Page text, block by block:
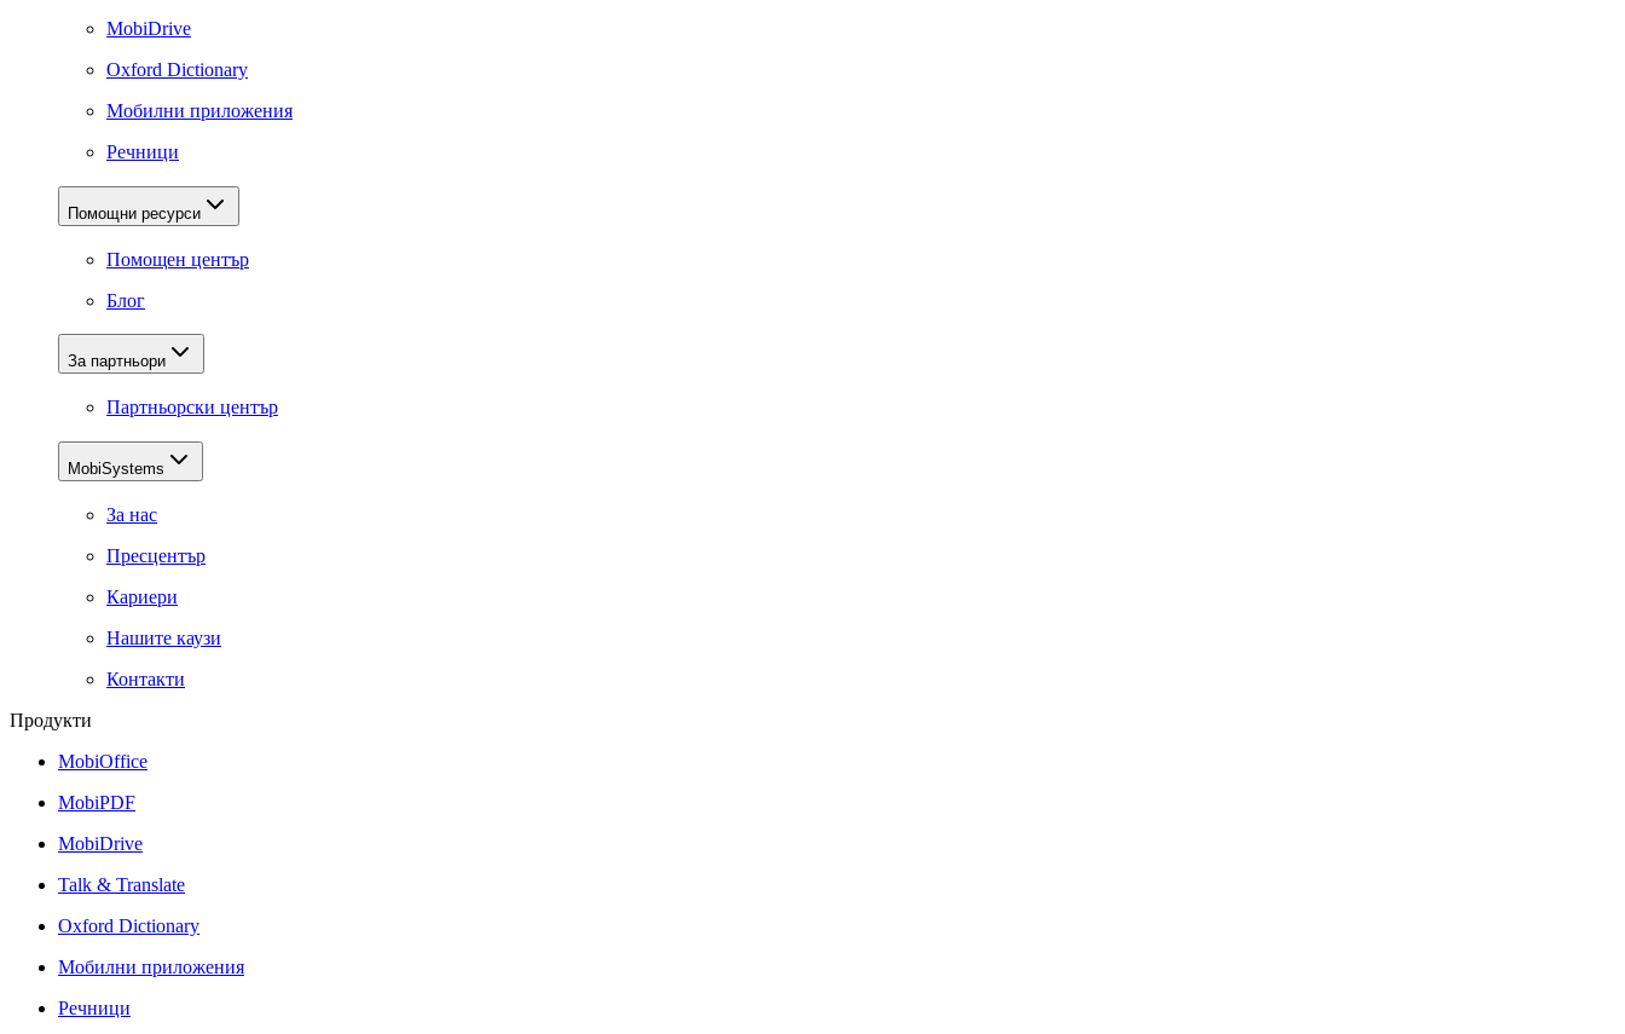
MobiDrive
Oxford Dictionary
Мобилни приложения
Речници
Помощни ресурси
Помощен център
Блог
За партньори
Партньорски център
MobiSystems
За нас
Пресцентър
Кариери
Нашите каузи
Контакти
Продукти
MobiOffice
MobiPDF
MobiDrive
Talk & Translate
Oxford Dictionary
Мобилни приложения
Речници